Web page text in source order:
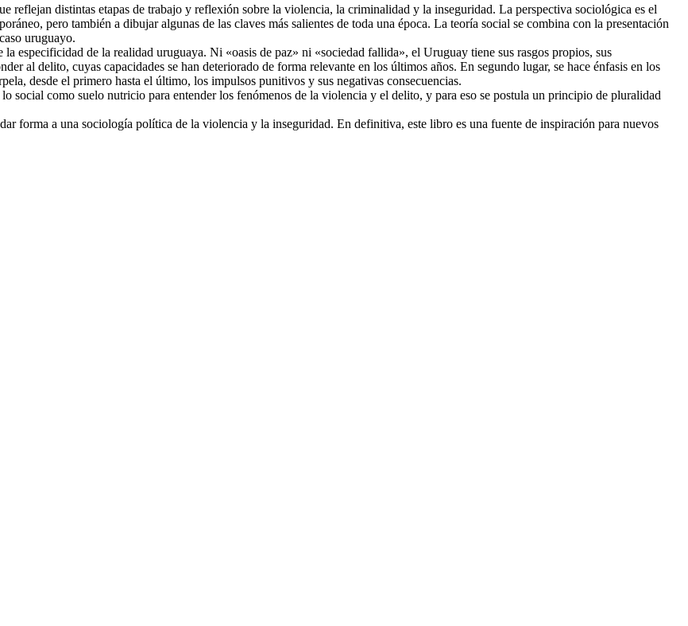
reflejan distintas etapas de trabajo y reflexión sobre la violencia, la criminalidad y la inseguridad. La perspectiva sociológica es el
pero también a dibujar algunas de las claves más salientes de toda una época. La teoría social se combina con la presentación
uruguayo.
especificidad de la realidad uruguaya. Ni «oasis de paz» ni «sociedad fallida», el Uruguay tiene sus rasgos propios, sus
al delito, cuyas capacidades se han deteriorado de forma relevante en los últimos años. En segundo lugar, se hace énfasis en los
desde el primero hasta el último, los impulsos punitivos y sus negativas consecuencias.
social como suelo nutricio para entender los fenómenos de la violencia y el delito, y para eso se postula un principio de pluralidad
forma a una sociología política de la violencia y la inseguridad. En definitiva, este libro es una fuente de inspiración para nuevos